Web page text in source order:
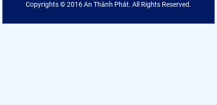
Copyrights © 2016 An Thành Phát. All Rights Reserved.